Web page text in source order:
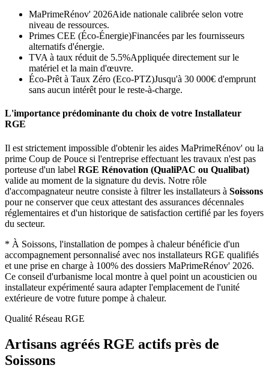
MaPrimeRénov' 2026Aide nationale calibrée selon votre
niveau de ressources.
Primes CEE (Éco-Énergie)Financées par les fournisseurs
alternatifs d'énergie.
TVA à taux réduit de 5.5%Appliquée directement sur le
matériel et la main d'œuvre.
Éco-Prêt à Taux Zéro (Eco-PTZ)Jusqu'à 30 000€ d'emprunt
sans aucun intérêt pour le reste-à-charge.
L'importance prédominante du choix de votre Installateur
RGE
Il est strictement impossible d'obtenir les aides MaPrimeRénov' ou la
prime Coup de Pouce si l'entreprise effectuant les travaux n'est pas
porteuse d'un label RGE Rénovation (QualiPAC ou Qualibat)
valide au moment de la signature du devis. Notre rôle
d'accompagnateur neutre consiste à filtrer les installateurs à Soissons
pour ne conserver que ceux attestant des assurances décennales
réglementaires et d'un historique de satisfaction certifié par les foyers
du secteur.
* À Soissons, l'installation de pompes à chaleur bénéficie d'un
accompagnement personnalisé avec nos installateurs RGE qualifiés
et une prise en charge à 100% des dossiers MaPrimeRénov' 2026.
Ce conseil d'urbanisme local montre à quel point un acousticien ou
installateur expérimenté saura adapter l'emplacement de l'unité
extérieure de votre future pompe à chaleur.
Qualité Réseau RGE
Artisans agréés RGE actifs près de
Soissons